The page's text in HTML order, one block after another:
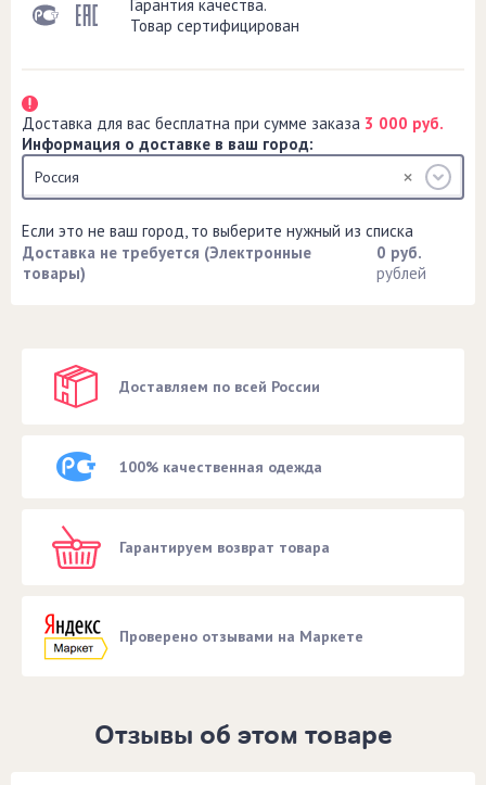
Гарантия качества.
Товар сертифицирован
Доставка для вас бесплатна при сумме заказа 3 000 руб.
Информация о доставке в ваш город:
Россия
Если это не ваш город, то выберите нужный из списка
Доставка не требуется (Электронные
товары)
0 руб.
рублей
Доставляем по всей России
100% качественная одежда
Гарантируем возврат товара
Проверено отзывами на Маркете
Отзывы об этом товаре